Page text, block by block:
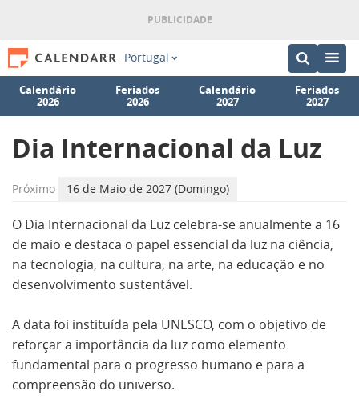
Portugal
Calendário
2026
Feriados
2026
Calendário
2027
Feriados
2027
Dia Internacional da Luz
Próximo 16 de Maio de 2027 (Domingo)
O Dia Internacional da Luz celebra-se anualmente a 16
de maio e destaca o papel essencial da luz na ciência,
na tecnologia, na cultura, na arte, na educação e no
desenvolvimento sustentável.
A data foi instituída pela UNESCO, com o objetivo de
reforçar a importância da luz como elemento
fundamental para o progresso humano e para a
compreensão do universo.